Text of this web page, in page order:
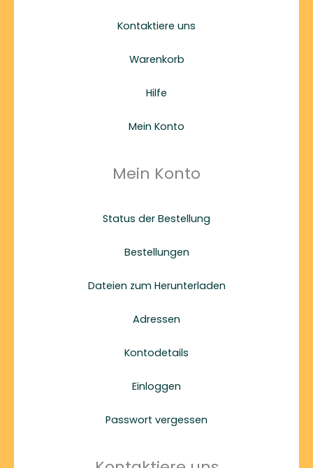
Kontaktiere uns
Warenkorb
Hilfe
Mein Konto
Mein Konto
Status der Bestellung
Bestellungen
Dateien zum Herunterladen
Adressen
Kontodetails
Einloggen
Passwort vergessen